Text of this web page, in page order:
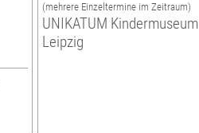
(mehrere Einzeltermine im Zeitraum)
UNIKATUM Kindermuseum
Leipzig